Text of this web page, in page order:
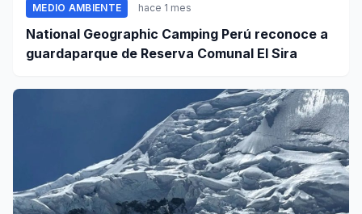
MEDIO AMBIENTE hace 1 mes
National Geographic Camping Perú reconoce a
guardaparque de Reserva Comunal El Sira